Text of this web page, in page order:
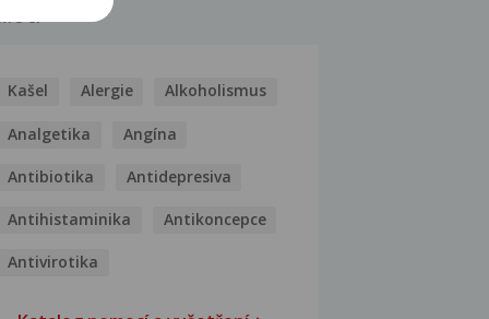
Kašel Alergie Alkoholismus
Analgetika Angína
Antibiotika Antidepresiva
Antihistaminika Antikoncepce
Antivirotika